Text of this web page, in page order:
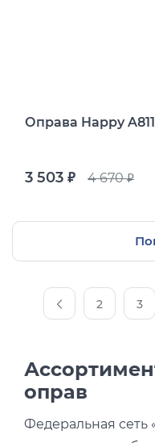
Оправа Happy
3 503 руб. 4 670руб.
2 3
оправ
Федеральная сеть